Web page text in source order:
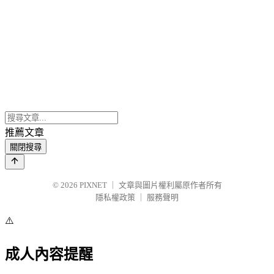
推薦文章
關閉搜尋
© 2026 PIXNET
文章與圖片權利屬原作者所有
隱私權政策
服務聲明
⚠️
成人內容提醒